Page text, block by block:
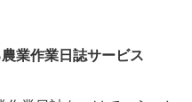
業作業日誌サービス